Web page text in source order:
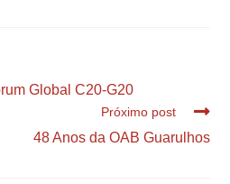
Global C20-G20
Próximo post
48 Anos da OAB Guarulhos